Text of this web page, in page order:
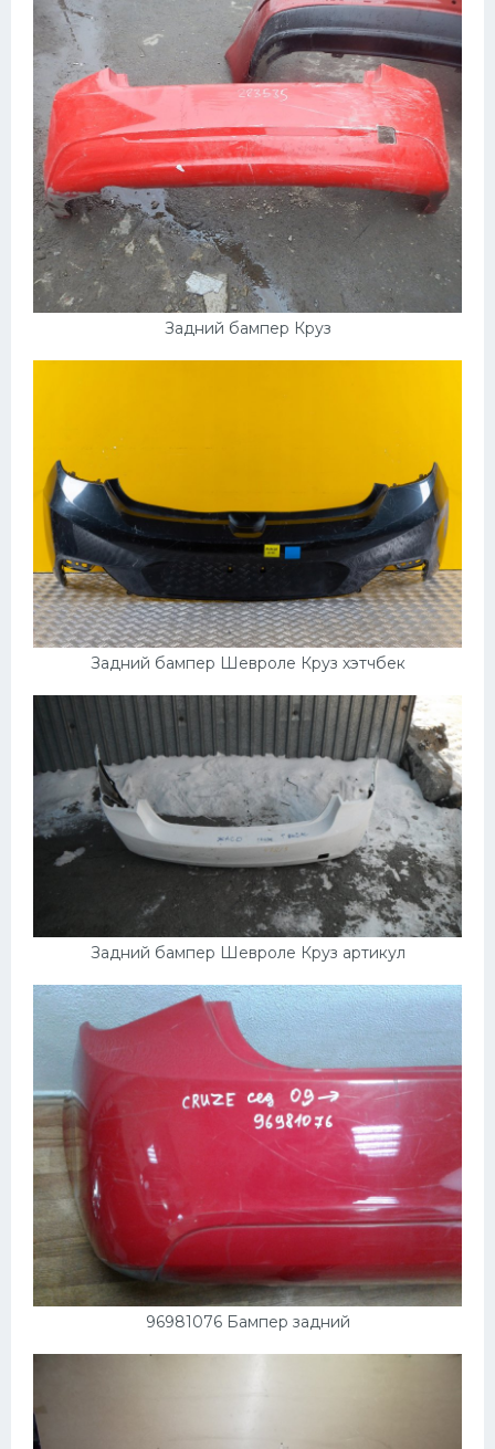
Задний бампер Круз
Задний бампер Шевроле Круз хэтчбек
Задний бампер Шевроле Круз артикул
96981076 Бампер задний